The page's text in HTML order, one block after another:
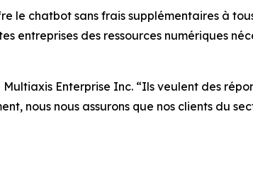
le chatbot sans frais supplémentaires à
entreprises des ressources numériques
Enterprise Inc. “Ils veulent des
nous nous assurons que nos clients du